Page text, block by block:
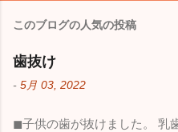
このブログの人気の投稿
歯抜け
- 5月 03, 2022
◼︎子供の歯が抜けました。 乳